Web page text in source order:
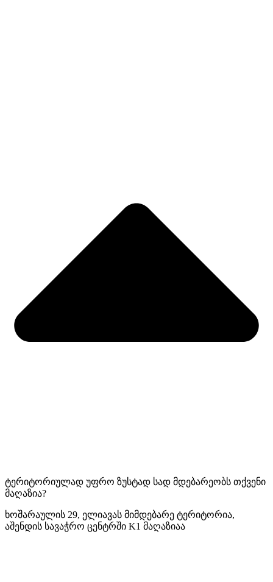
ტერიტორიულად უფრო ზუსტად სად მდებარეობს თქვენი
მაღაზია?
ხოშარაულის 29, ელიავას მიმდებარე ტერიტორია,
აშენდის სავაჭრო ცენტრში K1 მაღაზიაა